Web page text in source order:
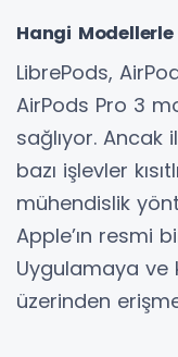
Hangi
LibrePods,
AirPods Pro 3
sağlıyor. Ancak
bazı işlevler
mühendislik
Apple’ın resmi
Uygulamaya ve
üzerinden